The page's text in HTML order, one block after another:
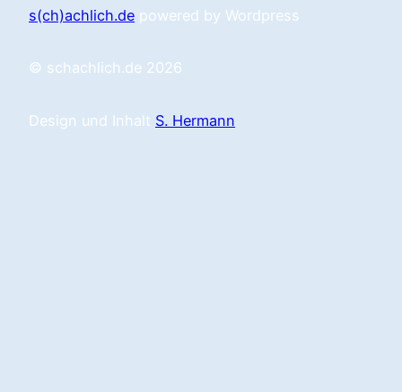
s(ch)achlich.de powered by Wordpress
© schachlich.de 2026
Design und Inhalt S. Hermann